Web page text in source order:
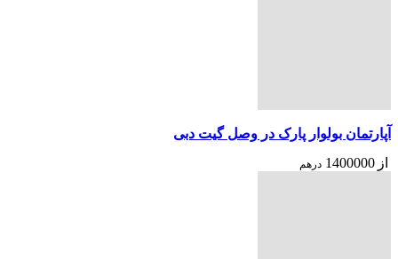
آپارتمان بولوار پارک در وصل گیت دبی
از 1400000 درهم